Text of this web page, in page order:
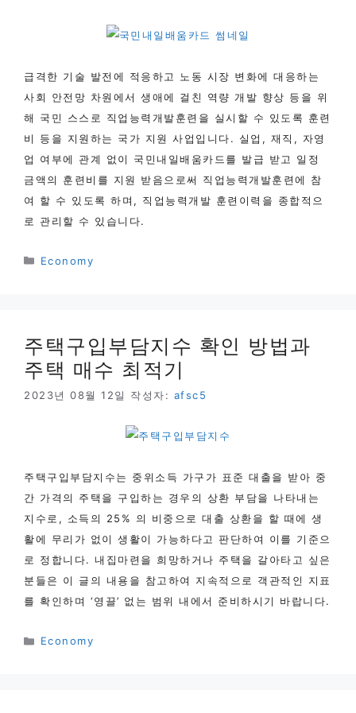
급격한 기술 발전에 적응하고 노동 시장 변화에 대응하는
사회 안전망 차원에서 생애에 걸친 역량 개발 향상 등을 위
해 국민 스스로 직업능력개발훈련을 실시할 수 있도록 훈련
비 등을 지원하는 국가 지원 사업입니다. 실업, 재직, 자영
업 여부에 관계 없이 국민내일배움카드를 발급 받고 일정
금액의 훈련비를 지원 받음으로써 직업능력개발훈련에 참
여 할 수 있도록 하며, 직업능력개발 훈련이력을 종합적으
로 관리할 수 있습니다.
카
Economy
주택구입부담지수 확인 방법과
주택 매수 최적기
2023년 08월 12일 작성자: afsc5
주택구입부담지수는 중위소득 가구가 표준 대출을 받아 중
간 가격의 주택을 구입하는 경우의 상환 부담을 나타내는
지수로, 소득의 25% 의 비중으로 대출 상환을 할 때에 생
활에 무리가 없이 생활이 가능하다고 판단하여 이를 기준으
로 정합니다. 내집마련을 희망하거나 주택을 갈아타고 싶은
분들은 이 글의 내용을 참고하여 지속적으로 객관적인 지표
를 확인하며 ‘영끌’ 없는 범위 내에서 준비하시기 바랍니다.
카
Economy